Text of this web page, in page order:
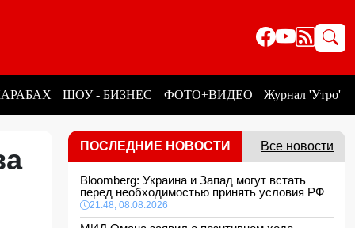
ШОУ - БИЗНЕС ФОТО+ВИДЕО Журнал 'Утро'
ПОСЛЕДНИЕ НОВОСТИ Все новости
Bloomberg: Украина и Запад могут встать
перед необходимостью принять условия РФ
21:48, 08.08.2026